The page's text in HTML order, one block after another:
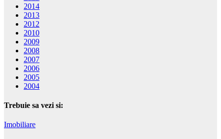
2014
2013
2012
2010
2009
2008
2007
2006
2005
2004
Trebuie sa vezi si:
Imobiliare